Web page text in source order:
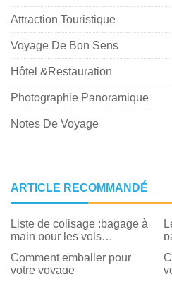
Attraction Touristique
Voyage De Bon Sens
Hôtel &Restauration
Photographie Panoramique
Notes De Voyage
ARTICLE RECOMMANDÉ
Liste de colisage :bagage à
main pour les vols
Comment emballer pour
votre voyage